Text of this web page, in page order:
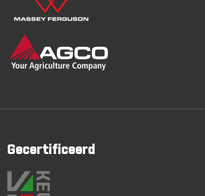
Gecertificeerd